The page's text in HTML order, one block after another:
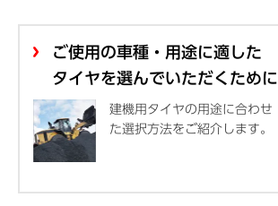
ご使用の車種・用途に適した
タイヤを選んでいただくために
建機用タイヤの用途に合わせ
た選択方法をご紹介します。